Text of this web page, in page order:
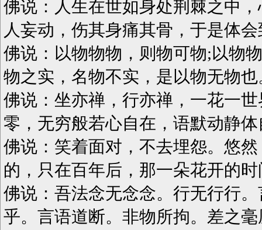
佛说：人生在世如身处荆棘之中
人妄动，伤其身痛其骨，于是体
佛说：以物物物，则物可物;以物
物之实，名物不实，是以物无物也
佛说：坐亦禅，行亦禅，一花一
零，无穷般若心自在，语默动静
佛说：笑着面对，不去埋怨。悠
的，只在百年后，那一朵花开的
佛说：吾法念无念念。行无行行
乎。言语道断。非物所拘。差之